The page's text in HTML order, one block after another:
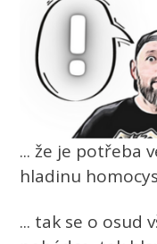
... že je potřeba
hladinu
... tak se o osud